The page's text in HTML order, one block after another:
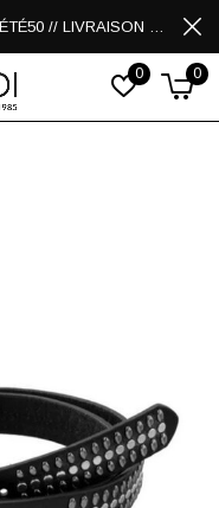
0 0
50% sur les soldes avec le code promo ÉTÉ50 // LIVRAISON GRATUITE POUR LES ACHATS DE 250$ ET PLUS